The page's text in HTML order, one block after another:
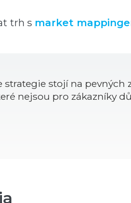
trh s market
strategie stojí na
nejsou pro zákazníky